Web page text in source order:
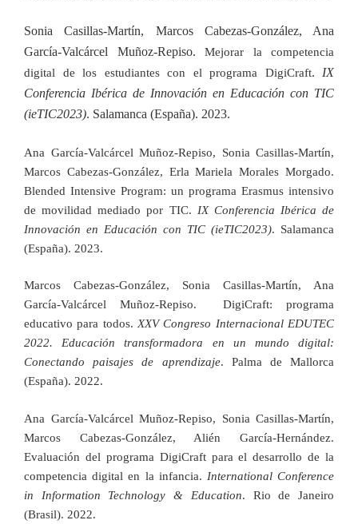
Sonia Casillas-Martín, Marcos Cabezas-González, Ana
García-Valcárcel Muñoz-Repiso. Mejorar la competencia
digital de los estudiantes con el programa DigiCraft. IX
Conferencia Ibérica de Innovación en Educación con TIC
(ieTIC2023). Salamanca (España). 2023.
Ana García-Valcárcel Muñoz-Repiso, Sonia Casillas-Martín,
Marcos Cabezas-González, Erla Mariela Morales Morgado.
Blended Intensive Program: un programa Erasmus intensivo
de movilidad mediado por TIC. IX Conferencia Ibérica de
Innovación en Educación con TIC (ieTIC2023). Salamanca
(España). 2023.
Marcos Cabezas-González, Sonia Casillas-Martín, Ana
García-Valcárcel Muñoz-Repiso. DigiCraft: programa
educativo para todos. XXV Congreso Internacional EDUTEC
2022. Educación transformadora en un mundo digital:
Conectando paisajes de aprendizaje. Palma de Mallorca
(España). 2022.
Ana García-Valcárcel Muñoz-Repiso, Sonia Casillas-Martín,
Marcos Cabezas-González, Alién García-Hernández.
Evaluación del programa DigiCraft para el desarrollo de la
competencia digital en la infancia. International Conference
in Information Technology & Education. Rio de Janeiro
(Brasil). 2022.